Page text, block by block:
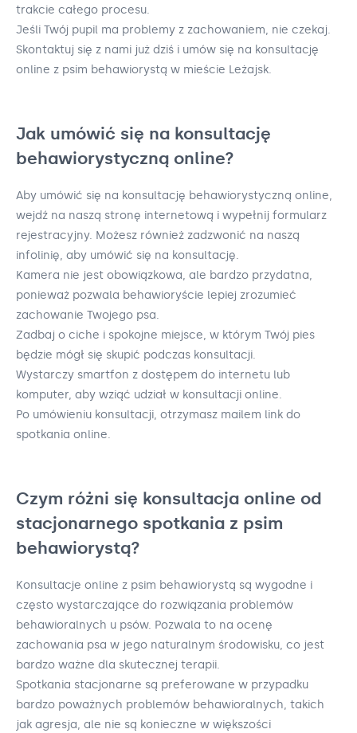
trakcie całego procesu.
Jeśli Twój pupil ma problemy z zachowaniem, nie czekaj.
Skontaktuj się z nami już dziś i umów się na konsultację
online z psim behawiorystą w mieście Leżajsk.
Jak umówić się na konsultację
behawiorystyczną online?
Aby umówić się na konsultację behawiorystyczną online,
wejdź na naszą stronę internetową i wypełnij formularz
rejestracyjny. Możesz również zadzwonić na naszą
infolinię, aby umówić się na konsultację.
Kamera nie jest obowiązkowa, ale bardzo przydatna,
ponieważ pozwala behawioryście lepiej zrozumieć
zachowanie Twojego psa.
Zadbaj o ciche i spokojne miejsce, w którym Twój pies
będzie mógł się skupić podczas konsultacji.
Wystarczy smartfon z dostępem do internetu lub
komputer, aby wziąć udział w konsultacji online.
Po umówieniu konsultacji, otrzymasz mailem link do
spotkania online.
Czym różni się konsultacja online od
stacjonarnego spotkania z psim
behawiorystą?
Konsultacje online z psim behawiorystą są wygodne i
często wystarczające do rozwiązania problemów
behawioralnych u psów. Pozwala to na ocenę
zachowania psa w jego naturalnym środowisku, co jest
bardzo ważne dla skutecznej terapii.
Spotkania stacjonarne są preferowane w przypadku
bardzo poważnych problemów behawioralnych, takich
jak agresja, ale nie są konieczne w większości